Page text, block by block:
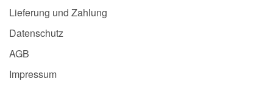
Lieferung und Zahlung
Datenschutz
AGB
Impressum